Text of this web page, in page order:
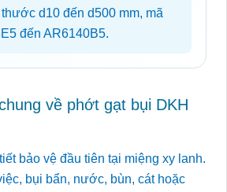
d10 đến d500 mm, mã
đến AR6140B5.
về phớt gạt bụi DKH
bảo vệ đầu tiên tại miệng xy lanh.
bụi bẩn, nước, bùn, cát hoặc